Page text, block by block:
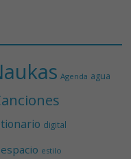
Agenda agua
digital
espacio estilo